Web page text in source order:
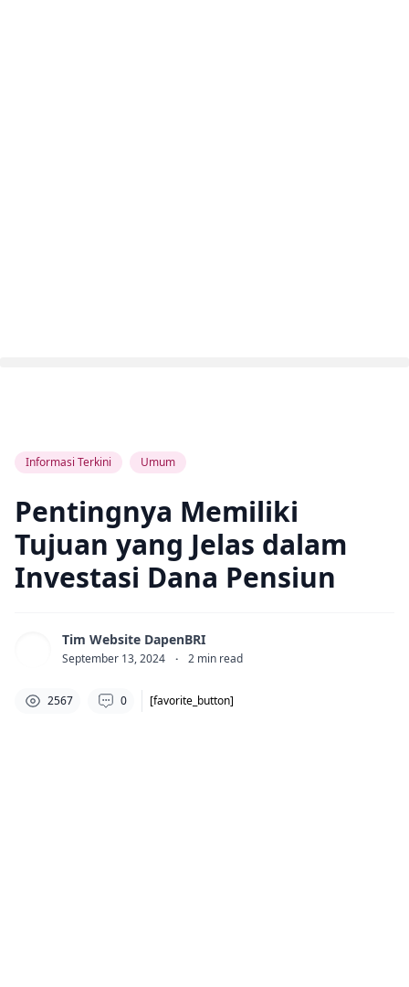
Informasi Terkini Umum
Pentingnya Memiliki
Tujuan yang Jelas dalam
Investasi Dana Pensiun
Tim Website DapenBRI
September 13, 2024 · 2 min read
2567 0 [favorite_button]